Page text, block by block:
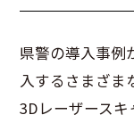
県警の導入事例
入するさまざま
3Dレーザース